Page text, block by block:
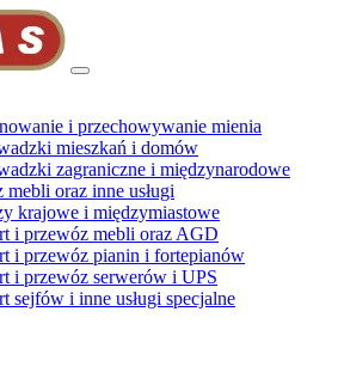
i przechowywanie mienia
mieszkań i domów
zagraniczne i międzynarodowe
mebli oraz inne usługi
krajowe i międzymiastowe
i przewóz mebli oraz AGD
i przewóz pianin i fortepianów
i przewóz serwerów i UPS
sejfów i inne usługi specjalne